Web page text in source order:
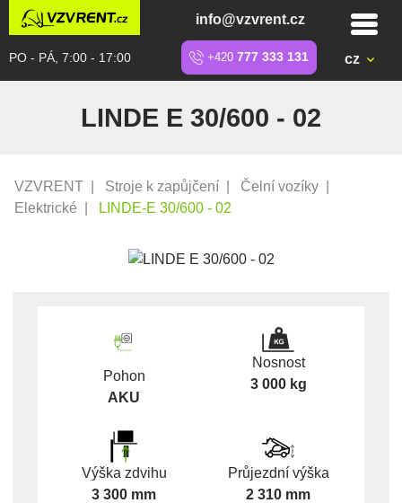
info@vzvrent.cz
PO - PÁ, 7:00 - 17:00 +420 777 333 131 cz
LINDE E 30/600 - 02
VZVRENT Stroje k zapůjčení Čelní vozíky
Elektrické
LINDE-E 30/600 - 02
Pohon
AKU
Nosnost
3 000 kg
Výška zdvihu
3 300 mm
Průjezdní výška
2 310 mm